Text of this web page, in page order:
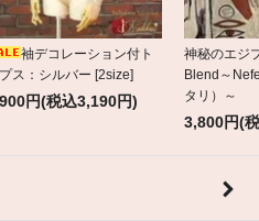
袖デコレーション付ト
ス：シルバー [2size]
円(税込3,190円)
神秘のエジ
Blend～
タリ）～
3,800円(